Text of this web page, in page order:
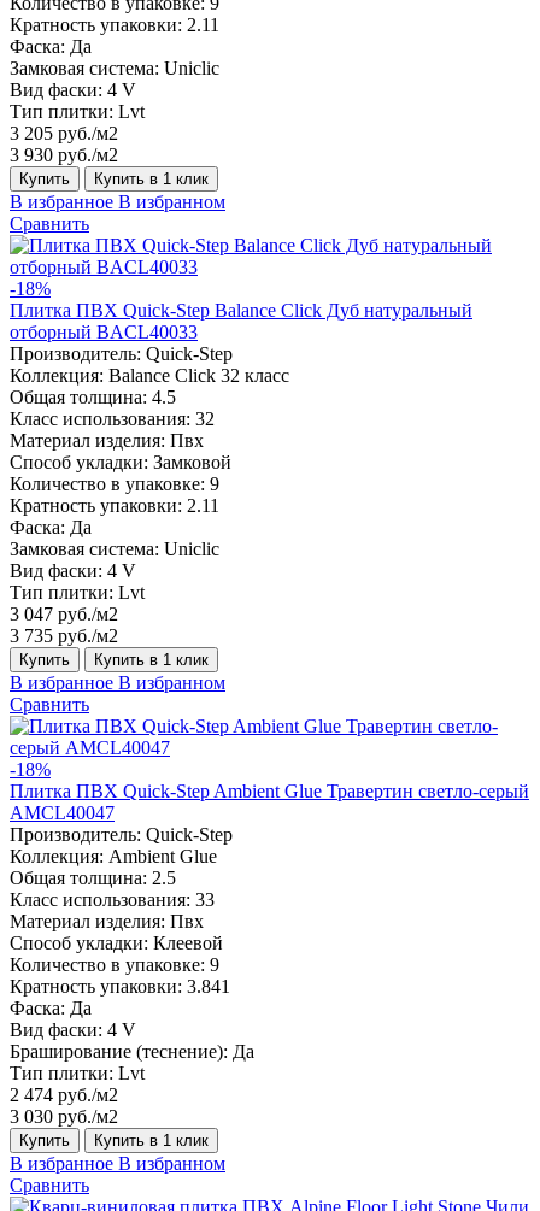
Кратность упаковки: 2.11
Фаска: Да
Замковая система: Uniclic
Вид фаски: 4 V
Тип плитки: Lvt
3 205 руб./м2
3 930 руб./м2
Купить Купить в 1 клик
В избранное В избранном
Сравнить
-18%
Плитка ПВХ Quick-Step Balance Click Дуб натуральный
отборный BACL40033
Производитель: Quick-Step
Коллекция: Balance Click 32 класс
Общая толщина: 4.5
Класс использования: 32
Материал изделия: Пвх
Способ укладки: Замковой
Количество в упаковке: 9
Кратность упаковки: 2.11
Фаска: Да
Замковая система: Uniclic
Вид фаски: 4 V
Тип плитки: Lvt
3 047 руб./м2
3 735 руб./м2
Купить Купить в 1 клик
В избранное В избранном
Сравнить
-18%
Плитка ПВХ Quick-Step Ambient Glue Травертин светло-серый
AMCL40047
Производитель: Quick-Step
Коллекция: Ambient Glue
Общая толщина: 2.5
Класс использования: 33
Материал изделия: Пвх
Способ укладки: Клеевой
Количество в упаковке: 9
Кратность упаковки: 3.841
Фаска: Да
Вид фаски: 4 V
Браширование (теснение): Да
Тип плитки: Lvt
2 474 руб./м2
3 030 руб./м2
Купить Купить в 1 клик
В избранное В избранном
Сравнить